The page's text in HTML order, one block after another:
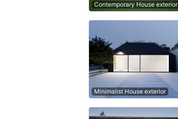
Contemporary House exterior
Minimalist House exterior